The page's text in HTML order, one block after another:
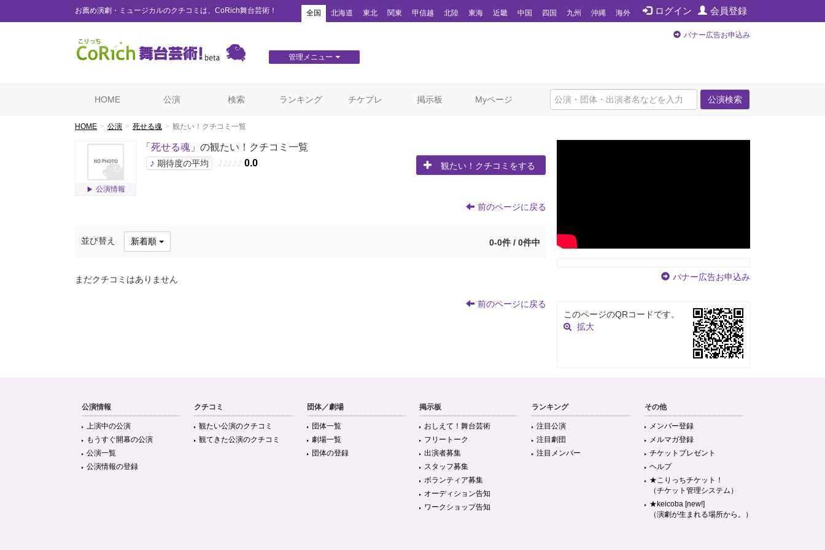
お薦め演劇・ミュージカルのクチコミは、CoRich舞台芸術！ ログイン 会員登録
全国 北海道 東北 関東 甲信越 北陸 東海 近畿 中国 四国 九州 沖縄 海外
管理メニュー
バナー広告お申込み
公演検索
HOME 公演 検索 ランキング チケプレ 掲示板 Myページ
HOME 公演 死せる魂 観たい！クチコミ一覧
公演情報
「 死せる魂 」の観たい！クチコミ一覧
♪ 期待度の平均 ♪ ♪ ♪ ♪ ♪ 0.0 観たい！クチコミをする
前のページに戻る
並び替え 新着順 0-0件 / 0件中
まだクチコミはありません
前のページに戻る
バナー広告お申込み
このページのQRコードです。
拡大
公演情報
上演中の公演
もうすぐ開幕の公演
公演一覧
公演情報の登録
クチコミ
観たい公演のクチコミ
観てきた公演のクチコミ
団体／劇場
団体一覧
劇場一覧
団体の登録
掲示板
おしえて！舞台芸術
フリートーク
出演者募集
スタッフ募集
ボランティア募集
オーディション告知
ワークショップ告知
ランキング
注目公演
注目劇団
注目メンバー
その他
メンバー登録
メルマガ登録
チケットプレゼント
ヘルプ
★こりっちチケット！
（チケット管理システム）
★keicoba [new!]
（演劇が生まれる場所から。）